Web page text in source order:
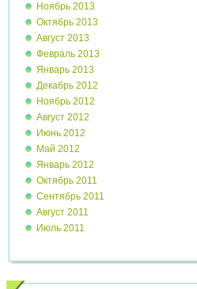
Ноябрь 2013
Октябрь 2013
Август 2013
Февраль 2013
Январь 2013
Декабрь 2012
Ноябрь 2012
Август 2012
Июнь 2012
Май 2012
Январь 2012
Октябрь 2011
Сентябрь 2011
Август 2011
Июль 2011